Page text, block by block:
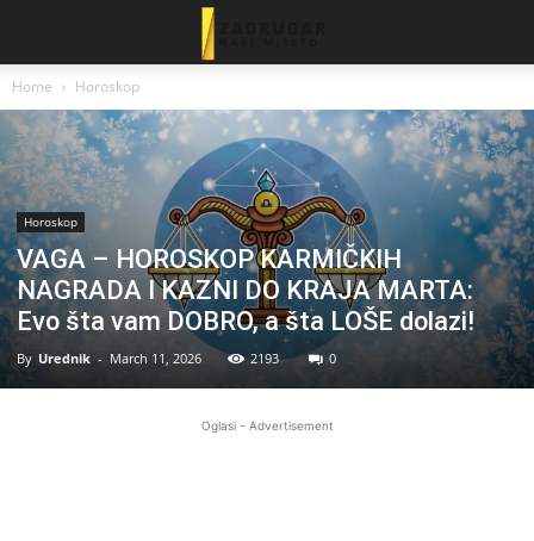
Home Horoskop
Horoskop
VAGA – HOROSKOP KARMIČKIH
NAGRADA I KAZNI DO KRAJA MARTA:
Evo šta vam DOBRO, a šta LOŠE dolazi!
By Urednik - March 11, 2026 2193 0
Oglasi - Advertisement